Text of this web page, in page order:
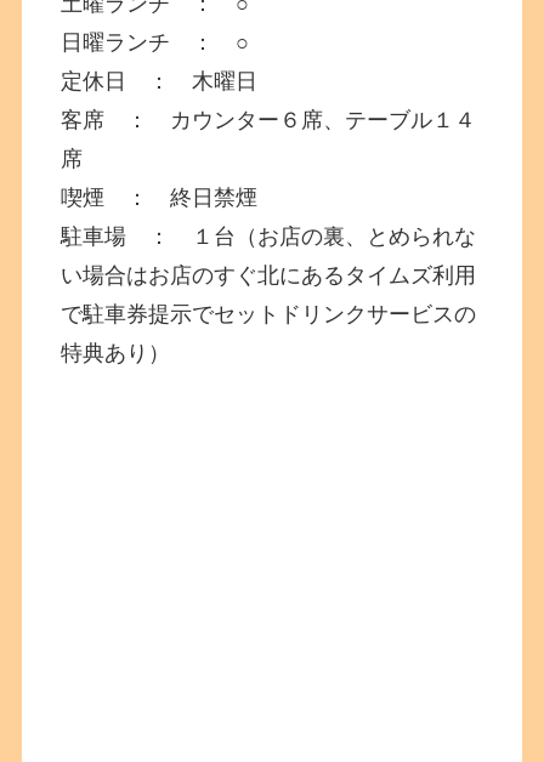
日曜ランチ ： ○
定休日 ： 木曜日
客席 ： カウンター６席、テーブル１４
席
喫煙 ： 終日禁煙
駐車場 ： １台（お店の裏、とめられな
い場合はお店のすぐ北にあるタイムズ利用
で駐車券提示でセットドリンクサービスの
特典あり）